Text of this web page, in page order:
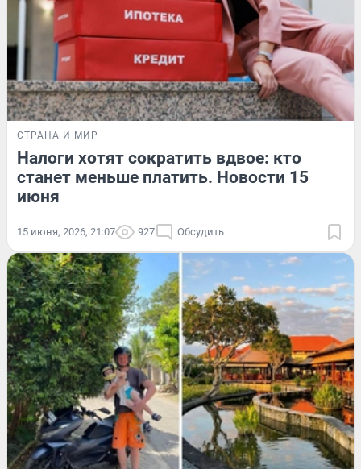
СТРАНА И МИР
Налоги хотят сократить вдвое: кто
станет меньше платить. Новости 15
июня
15 июня, 2026, 21:07 927 Обсудить